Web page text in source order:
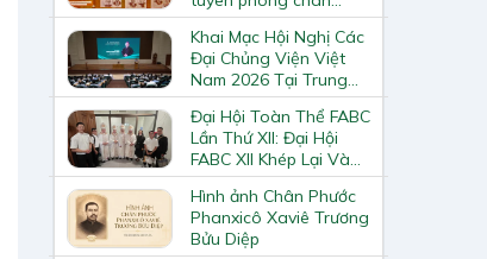
phước và phong thánh
cho 3.344 vị
Khai Mạc Hội Nghị Các
Đại Chủng Viện Việt
Nam 2026 Tại Trung
Tâm Mục Vụ Giáo
Phận Vinh
Đại Hội Toàn Thể FABC
Lần Thứ XII: Đại Hội
FABC XII Khép Lại Và
Mở Ra Một Hành Trình
Mới Cho Giáo Hội Tại
Châu Á
Hình ảnh Chân Phước
Phanxicô Xaviê Trương
Bửu Diệp